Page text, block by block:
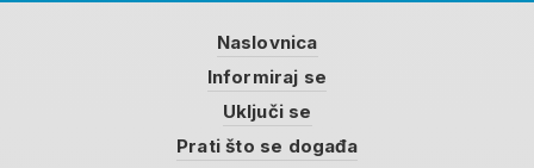
Naslovnica
Informiraj se
Uključi se
Prati što se događa